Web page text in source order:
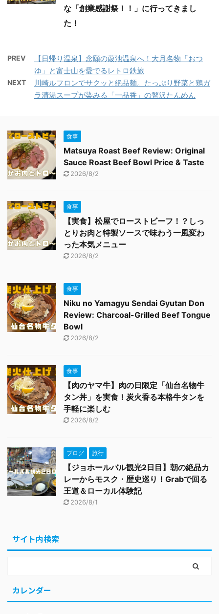
な「創業感謝祭！！」に行ってきまし
た！
PREV
【日帰り温泉】念願の葭池温泉へ！大月名物「おつ
ゆ」と富士山を愛でるレトロ鉄旅
NEXT
川崎ルフロンでサクッと絶品麺。たっぷり野菜と鶏ガ
ラ清湯スープが染みる「一品香」の贅沢たんめん
食事
Matsuya Roast Beef Review: Original
Sauce Roast Beef Bowl Price & Taste
2026/8/2
食事
【実食】松屋でローストビーフ！？しっ
とりお肉と特製ソースで味わう一風変わ
った本気メニュー
2026/8/2
食事
Niku no Yamagyu Sendai Gyutan Don
Review: Charcoal-Grilled Beef Tongue
Bowl
2026/8/2
食事
【肉のヤマ牛】肉の日限定「仙台名物牛
タン丼」を実食！炭火香る本格牛タンを
手軽に楽しむ
2026/8/2
ブログ 旅行
【ジョホールバル観光2日目】朝の絶品カ
レーからモスク・歴史巡り！Grabで回る
王道＆ローカル体験記
2026/8/1
サイト内検索
カレンダー